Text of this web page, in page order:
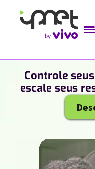
Controle
escale seus